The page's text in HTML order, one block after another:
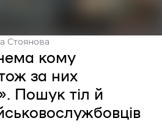
Стоянова
кому
за них
Пошук тіл й